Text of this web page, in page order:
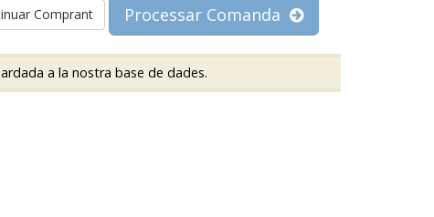
Comprant Processar Comanda
a la nostra base de dades.